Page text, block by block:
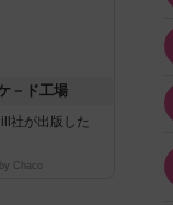
－ド工場
社が出版した
by Chaco